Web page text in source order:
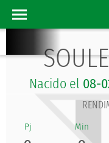
Nacido el 08-